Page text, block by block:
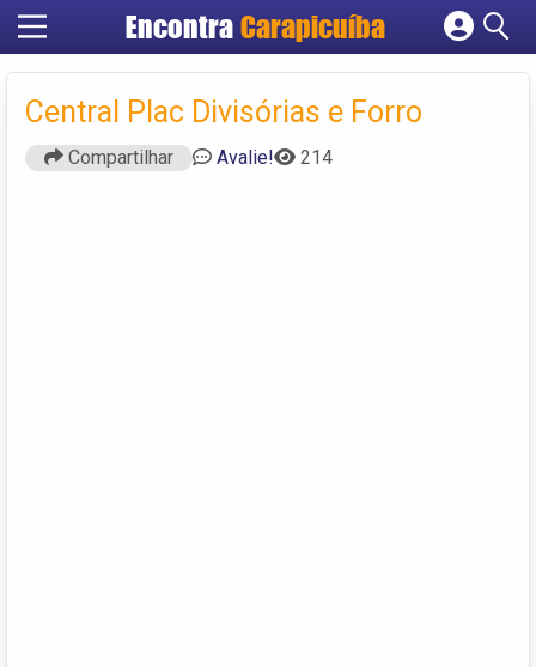
EncontraCarapicuíba
Cadastrar empresa
Criar conta
Central Plac Divisórias e Forro
Compartilhar Avalie! 214